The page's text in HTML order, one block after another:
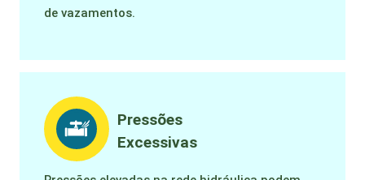
de vazamentos.
Pressões
Excessivas